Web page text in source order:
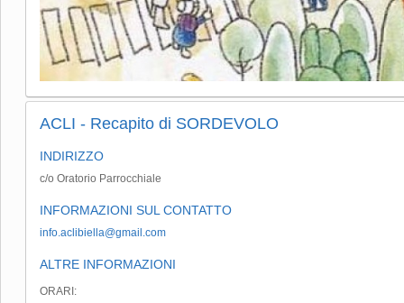
ACLI - Recapito di SORDEVOLO
INDIRIZZO
c/o Oratorio Parrocchiale
INFORMAZIONI SUL CONTATTO
info.aclibiella@gmail.com
ALTRE INFORMAZIONI
ORARI: